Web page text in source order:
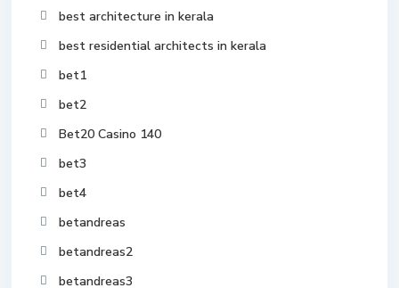
best architecture in kerala
best residential architects in kerala
bet1
bet2
Bet20 Casino 140
bet3
bet4
betandreas
betandreas2
betandreas3